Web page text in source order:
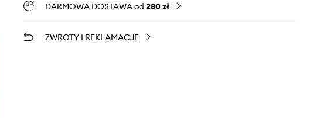
DARMOWA DOSTAWA od 280 zł
ZWROTY I REKLAMACJE